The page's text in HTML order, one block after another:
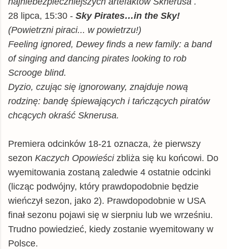
28 lipca, 15:30 - Sky Pirates…in the Sky!
(Powietrzni piraci... w powietrzu!)
Feeling ignored, Dewey finds a new family: a band
of singing and dancing pirates looking to rob
Scrooge blind.
Dyzio, czując się ignorowany, znajduje nową
rodzinę: bandę śpiewających i tańczących piratów
chcących okraść Sknerusa.
Premiera odcinków 18-21 oznacza, że pierwszy
sezon Kaczych Opowieści zbliża się ku końcowi. Do
wyemitowania zostaną zaledwie 4 ostatnie odcinki
(licząc podwójny, który prawdopodobnie będzie
wieńczył sezon, jako 2). Prawdopodobnie w USA
finał sezonu pojawi się w sierpniu lub we wrześniu.
Trudno powiedzieć, kiedy zostanie wyemitowany w
Polsce.